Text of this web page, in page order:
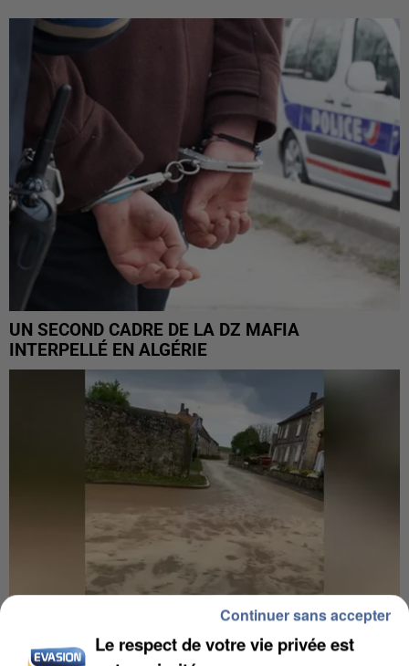
UN SECOND CADRE DE LA DZ MAFIA
INTERPELLÉ EN ALGÉRIE
Le respect de votre vie privée est
Continuer sans accepter